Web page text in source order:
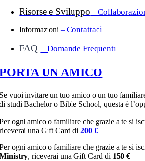
Risorse e Sviluppo –
Informazioni–Contattaci
FAQ–Domande Frequenti
PORTA UN AMICO
Se vuoi invitare un tuo amico o un tuo
di studi Bachelor o Bible School, questa è
Per ogni amico o familiare che grazie a te si
riceverai una Gift Card di200 €
Per ogni amico o familiare che grazie a te si
Ministry, riceverai unaGift Card di 150 €